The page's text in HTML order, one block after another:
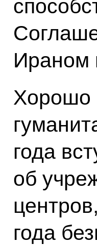
Ираном
Хорошо
года
об
года